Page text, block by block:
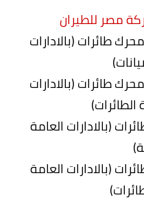
مصر للطيران
طائرات (بالادارات
طائرات (بالادارات
الطائرات)
(بالادارات العامة
(بالادارات العامة